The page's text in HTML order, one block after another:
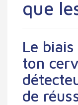
que
Le
ton
de